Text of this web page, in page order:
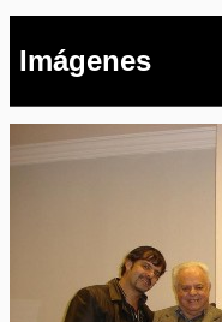
Imágenes